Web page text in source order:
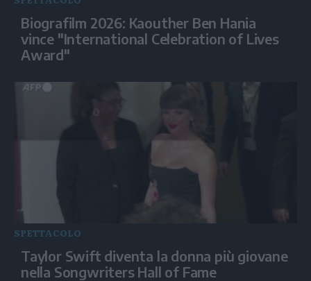
Biografilm 2026: Kaouther Ben Hania
vince "International Celebration of Lives
Award"
SPETTACOLO
Taylor Swift diventa la donna più giovane
nella Songwriters Hall of Fame